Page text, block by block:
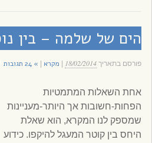
הים של שלמה – בין
פורסם בתאריך18/02/2014 מקרא » 24 תגובות
אחת השאלות המתמטיות
הפחות-חשובות אך היותר-מעניינות
שמספק לנו המקרא, הוא שאלת
היחס בין קוטר המעגל להיקפו. כידוע